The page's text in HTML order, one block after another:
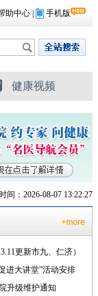
助中心 手机版
健康视频
间：2026-08-07 13:22:28
更新市九、仁济）
进大讲堂”活动安排
升级维护通知